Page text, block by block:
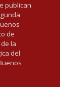
publican
de
la
del